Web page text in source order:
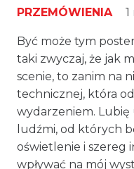
PRZEMÓWIENIA
Być może tym
taki zwyczaj, że jak
scenie, to zanim na
technicznej, która
wydarzeniem. Lubię
ludźmi, od których
oświetlenie i szereg
wpływać na mój